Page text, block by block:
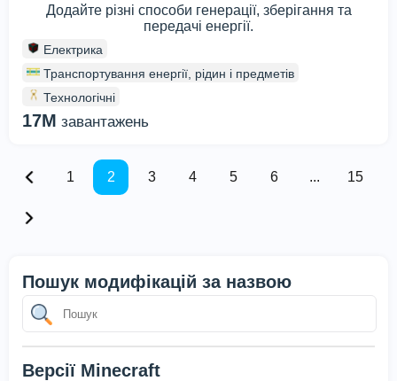
Додайте різні способи генерації, зберігання та
передачі енергії.
Електрика
Транспортування енергії, рідин і предметів
Технологічні
17M завантажень
1 2 3 4 5 6 ... 15
Пошук модифікацій за назвою
Версії Minecraft